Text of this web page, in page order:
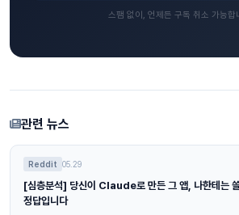
스팸 없이, 언제든 구독 취소 가능합
관련 뉴스
Reddit 05.29
[심층분석] 당신이 Claude로 만든 그 앱, 나한테는
정답입니다